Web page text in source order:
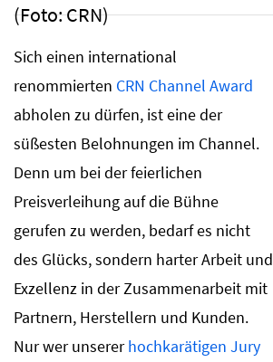
(Foto: CRN)
Sich einen international
renommierten CRN Channel Award
abholen zu dürfen, ist eine der
süßesten Belohnungen im Channel.
Denn um bei der feierlichen
Preisverleihung auf die Bühne
gerufen zu werden, bedarf es nicht
des Glücks, sondern harter Arbeit und
Exzellenz in der Zusammenarbeit mit
Partnern, Herstellern und Kunden.
Nur wer unsererhochkarätigen Jury